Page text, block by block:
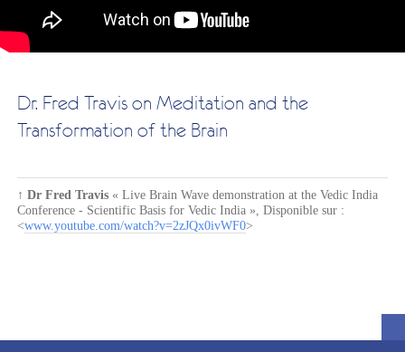
Dr. Fred Travis on Meditation and the
Transformation of the Brain
↑ Dr Fred Travis « Live Brain Wave demonstration at the Vedic India
Conference - Scientific Basis for Vedic India » , Disponible sur :
<www.youtube.com/watch?v=2zJQx0ivWF0>